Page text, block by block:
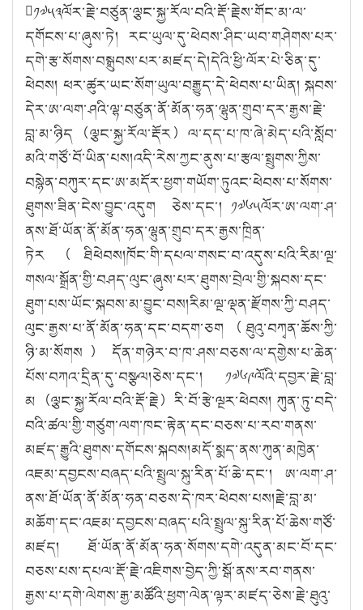
༡༧༥༣ལོར་རྗེ་བཙུན་ལྕང་སྐྱ་རོལ་བའི་རྡོ་རྗེས་གོང་མ་ལ་
དགོངས་པ་ཞུས་ཏེ། རང་ཡུལ་དུ་ཕེབས་ཤིང་ཡབ་གཤེགས་པར་
དགེ་རྩ་སོགས་བསྒྲུབས་པར་མཛད་དེ།དེའི་ཕྱི་ལོར་པེ་ཅིན་དུ་
ཕེབས། ཕར་ཚུར་ཡང་སོག་ཡུལ་བརྒྱུད་དེ་ཕེབས་པ་ཡིན། སྐབས་
དེར་ཨ་ལག་ཤའི་ལྷ་བཙུན་ནོ་མོན་ཧན་ལྷུན་གྲུབ་དར་རྒྱས་རྗེ་
བླ་མ་ཉིད（ལྕང་སྐྱ་རོལ་རྡོར）ལ་དད་པ་ཁ་ཞེ་མེད་པའི་སློབ་
མའི་གཙོ་བོ་ཡིན་པས།འདི་རེས་ཀྱང་ནུས་པ་རྩལ་སྤྲུགས་ཀྱིས་
བསྙེན་བཀུར་དང་ཨ་མདོར་ཕྱག་གཡོག་ཏུའང་ཕེབས་པ་སོགས་
ཐུགས་ཟིན་ངེས་བྱུང་འདུག ཅེས་དང་། ༡༧༦༥ལོར་ཨ་ལག་ཤ་
ནས་ཐོ་ཡོན་ནོ་མོན་ཧན་ལྷུན་གྲུབ་དར་རྒྱས་ཁྲིན་
ཏེར（ཐིཕེབས།ཁོང་གི་དཔལ་གསང་བ་འདུས་པའི་རིམ་ལྔ་
གསལ་སྒྲོན་གྱི་བཤད་ལུང་ཞུས་པར་ཐུགས་བྲེལ་གྱི་སྐབས་དང་
ཐུག་པས་ཡོང་སྐབས་མ་བྱུང་བས།རིམ་ལྔ་ལྡན་རྫོགས་ཀྱི་བཤད་
ལུང་རྒྱས་པ་ནོ་མོན་ཧན་དང་བདག་ཅག（ཐུའུ་བཀྭན་ཆོས་ཀྱི་
ཉི་མ་སོགས）དོན་གཉེར་བ་ཁ་ཤས་བཅས་ལ་དགྱེས་པ་ཆེན་
པོས་བཀའ་དྲིན་དུ་བསྩལ།ཅེས་དང་། ༡༧༦༩ལོའི་དབྱར་རྗེ་བླ་
མ（ལྕང་སྐྱ་རོལ་བའི་རྡོ་རྗེ）རི་བོ་རྩེ་ལྔར་ཕེབས། ཀུན་ཏུ་བདེ་
བའི་ཚལ་གྱི་གཙུག་ལག་ཁང་རྟེན་དང་བཅས་པ་རབ་གནས་
མཛད་རྒྱུའི་ཐུགས་དགོངས་སྐབས།མདོ་སྨད་ནས་ཀུན་མཁྱེན་
འཇམ་དབྱངས་བཞད་པའི་སྤྲུལ་སྐུ་རིན་པོ་ཆེ་དང་། ཨ་ལག་ཤ་
ནས་ཐོ་ཡོན་ནོ་མོན་ཧན་བཅས་དེ་ཁར་ཕེབས་པས།རྗེ་བླ་མ་
མཆོག་དང་འཇམ་དབྱངས་བཞད་པའི་སྤྲུལ་སྐུ་རིན་པོ་ཆེས་གཙོ་
མཛད། ཐོ་ཡོན་ནོ་མོན་ཧན་སོགས་དགེ་འདུན་མང་བོ་དང་
བཅས་པས་དཔལ་རྡོ་རྗེ་འཇིགས་བྱེད་ཀྱི་སྒོ་ནས་རབ་གནས་
རྒྱས་པ་དགེ་ལེགས་རྒྱ་མཚོའི་ཕྱག་ལེན་ལྟར་མཛད་ཅེས་རྗེ་ཐུའུ་